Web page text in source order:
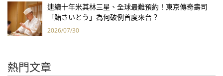
連續十年米其林三星、全球最難預約！東京傳奇壽司
「鮨さいとう」為何破例首度來台？
2026/07/30
熱門文章